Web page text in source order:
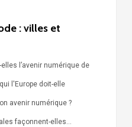
: villes et
l’avenir numérique de
l'Europe doit-elle
avenir numérique ?
façonnent-elles…